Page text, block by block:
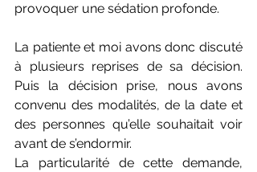
provoquer une sédation profonde.
La patiente et moi avons donc discuté
à plusieurs reprises de sa décision.
Puis la décision prise, nous avons
convenu des modalités, de la date et
des personnes qu’elle souhaitait voir
avant de s’endormir.
La particularité de cette demande,